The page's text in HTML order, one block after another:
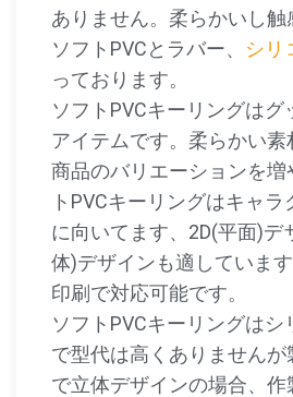
ありません。柔らかいし
ソフトPVCとラバー、 シリ
っております。
ソフトPVCキーリングは
アイテムです。柔らかい
商品のバリエーションを増
トPVCキーリングはキャ
に向いてます、2D(平面)デ
体)デザインも適していま
印刷で対応可能です。
ソフトPVCキーリングは
で型代は高くありません
で立体デザインの場合、